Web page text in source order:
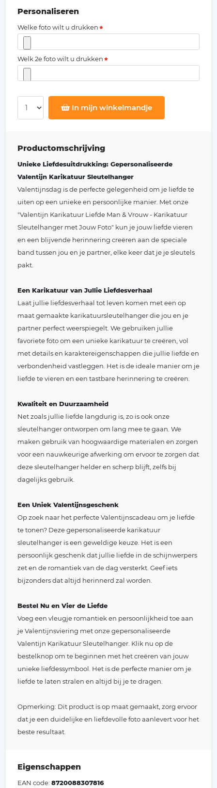
Personaliseren
Welke foto wilt u drukken
Welk 2e foto wilt u drukken
In mijn winkelmandje
Productomschrijving
Unieke Liefdesuitdrukking: Gepersonaliseerde
Valentijn Karikatuur Sleutelhanger
Valentijnsdag is de perfecte gelegenheid om je liefde te
uiten op een unieke en persoonlijke manier. Met onze
"Valentijn Karikatuur Liefde Man & Vrouw - Karikatuur
Sleutelhanger met Jouw Foto" kun je jouw liefde vieren
en een blijvende herinnering creëren aan de speciale
band tussen jou en je partner, elke keer dat je je sleutels
pakt.
Een Karikatuur van Jullie Liefdesverhaal
Laat jullie liefdesverhaal tot leven komen met een op
maat gemaakte karikatuursleutelhanger die jou en je
partner perfect weerspiegelt. We gebruiken jullie
favoriete foto om een unieke karikatuur te creëren, vol
met details en karaktereigenschappen die jullie liefde en
verbondenheid vastleggen. Het is de ideale manier om je
liefde te vieren en een tastbare herinnering te creëren.
Kwaliteit en Duurzaamheid
Net zoals jullie liefde langdurig is, zo is ook onze
sleutelhanger ontworpen om lang mee te gaan. We
maken gebruik van hoogwaardige materialen en zorgen
voor een nauwkeurige afwerking om ervoor te zorgen dat
deze sleutelhanger helder en scherp blijft, zelfs bij
dagelijks gebruik.
Een Uniek Valentijnsgeschenk
Op zoek naar het perfecte Valentijnscadeau om je liefde
te tonen? Deze gepersonaliseerde karikatuur
sleutelhanger is een geweldige keuze. Het is een
persoonlijk geschenk dat jullie liefde in de schijnwerpers
zet en de romantiek van de dag versterkt. Geef iets
bijzonders dat altijd herinnerd zal worden.
Bestel Nu en Vier de Liefde
Voeg een vleugje romantiek en persoonlijkheid toe aan
je Valentijnsviering met onze gepersonaliseerde
Valentijn Karikatuur Sleutelhanger. Klik nu op de
bestelknop om te beginnen met het creëren van jouw
unieke liefdessymbool. Het is de perfecte manier om je
liefde te laten stralen en altijd bij je te dragen.
Opmerking: Dit product is op maat gemaakt, zorg ervoor
dat je een duidelijke en liefdevolle foto aanlevert voor het
beste resultaat.
Eigenschappen
EAN code: 8720088307816